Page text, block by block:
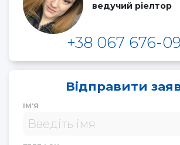
ведучий ріелтор
+38 067 676-
Відправити
ІМ'Я